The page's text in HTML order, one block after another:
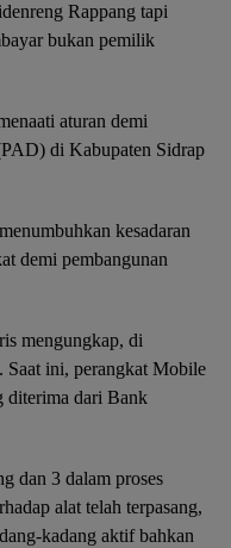
Rappang tapi
bukan pemilik
aturan demi
di Kabupaten Sidrap
kesadaran
demi pembangunan
mengungkap, di
Saat ini, perangkat Mobile
diterima dari Bank
dan 3 dalam proses
alat telah terpasang,
kadang aktif bahkan